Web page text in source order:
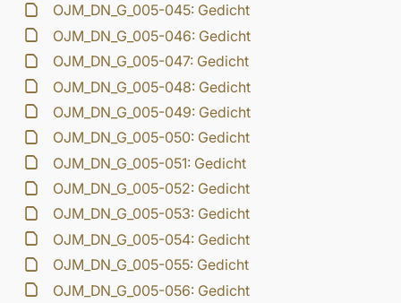
OJM_DN_G_005-045: Gedicht
OJM_DN_G_005-046: Gedicht
OJM_DN_G_005-047: Gedicht
OJM_DN_G_005-048: Gedicht
OJM_DN_G_005-049: Gedicht
OJM_DN_G_005-050: Gedicht
OJM_DN_G_005-051: Gedicht
OJM_DN_G_005-052: Gedicht
OJM_DN_G_005-053: Gedicht
OJM_DN_G_005-054: Gedicht
OJM_DN_G_005-055: Gedicht
OJM_DN_G_005-056: Gedicht